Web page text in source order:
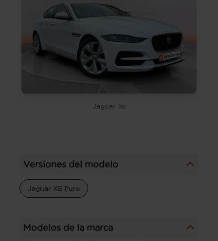
Jaguar Xe
Versiones del modelo
Jaguar XE Pure
Modelos de la marca